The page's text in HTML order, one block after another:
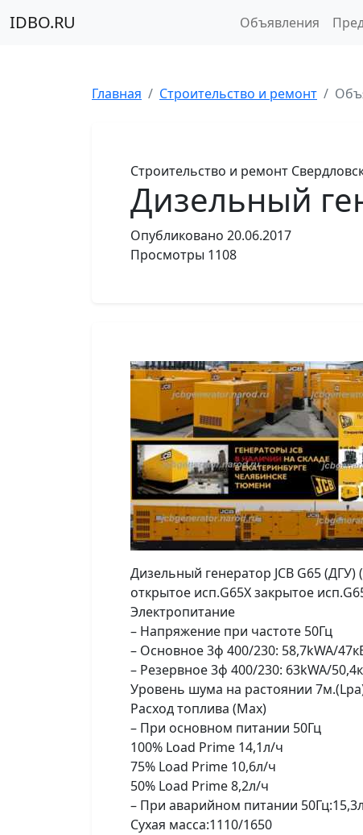
IDBO.RU Объявления
Главная Строительство и ремонт
Строительство и ремонт
Дизельный
Опубликовано 20.06.2017
Просмотры 1108
Дизельный генератор JCB G65 (ДГУ)
открытое исп.G65X закрытое
Электропитание
– Напряжение при частоте 50Гц
– Основное 3ф 400/230: 58,7kWA/
– Резервное 3ф 400/230: 63kWA/
Уровень шума на растоянии
Расход топлива (Мах)
– При основном питании 50Гц
100% Load Prime 14,1л/ч
75% Load Prime 10,6л/ч
50% Load Prime 8,2л/ч
– При аварийном питании
Сухая масса:1110/1650